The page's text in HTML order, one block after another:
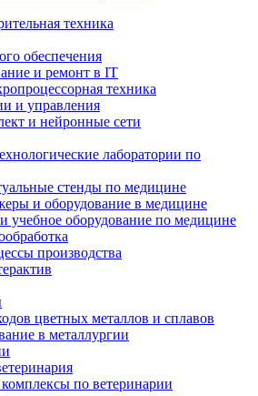
техника
обеспечения
и ремонт в IT
техника
и управления
и нейронные сети
лаборатории по
стенды по медицине
и оборудование в медицине
учебное оборудование по медицине
производства
цветных металлов и сплавов
в металлургии
по ветеринарии